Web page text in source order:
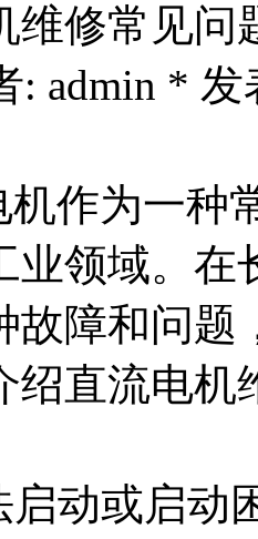
维修常见问
admin * 发
机作为一种
业领域。在
故障和问题
绍直流电机
启动或启动